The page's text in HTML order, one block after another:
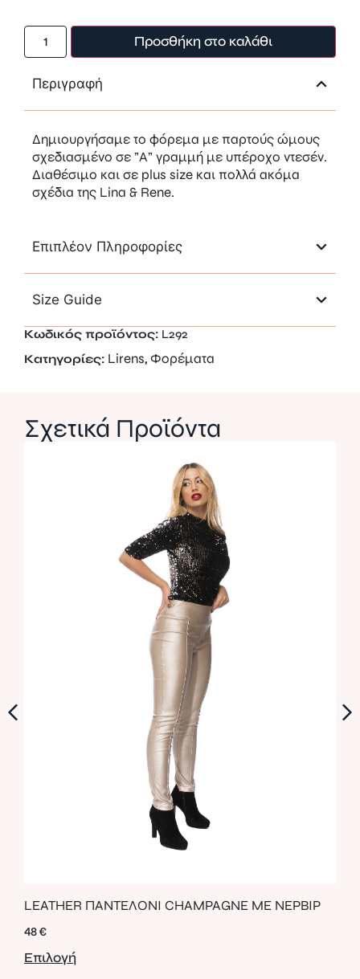
Προσθήκη στο καλάθι
Περιγραφή
Δημιουργήσαμε το φόρεμα με παρτούς ώμους
σχεδιασμένο σε ”Α” γραμμή με υπέροχο ντεσέν.
Διαθέσιμο και σε plus size και πολλά ακόμα
σχέδια της Lina & Rene.
Επιπλέον Πληροφορίες
Size Guide
Κωδικός προϊόντος: L292
Κατηγορίες: Lirens, Φορέματα
Σχετικά Προϊόντα
LEATHER ΠΑΝΤΕΛΟΝΙ CHAMPAGNE ME ΝΕΡΒΙΡ
48€
Επιλογή